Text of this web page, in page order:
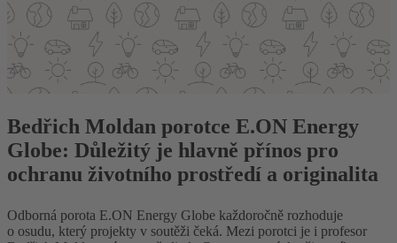
Bedřich Moldan porotce E.ON Energy
Globe: Důležitý je hlavně přínos pro
ochranu životního prostředí a originalita
Odborná porota E.ON Energy Globe každoročně rozhoduje
o osudu, který projekty v soutěži čeká. Mezi porotci je i profesor